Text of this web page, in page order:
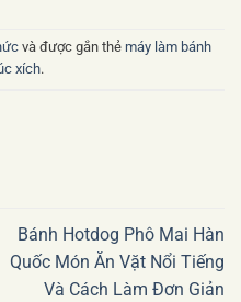
và được gắn thẻ máy làm bánh
xích.
Bánh Hotdog Phô Mai Hàn
Quốc Món Ăn Vặt Nổi Tiếng
Và Cách Làm Đơn Giản